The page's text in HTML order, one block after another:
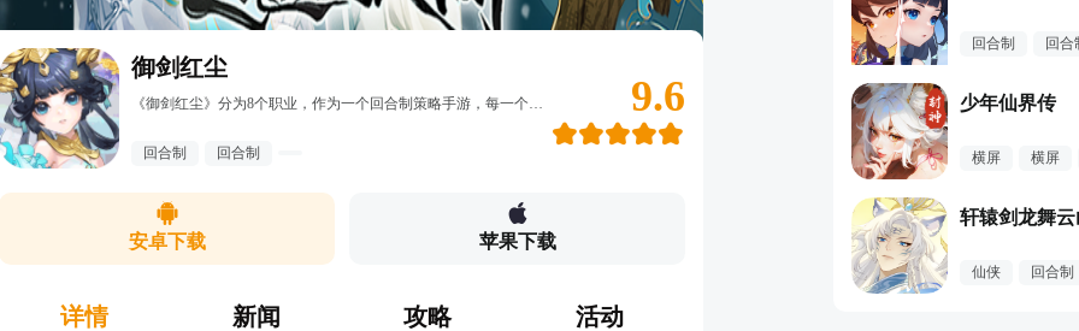
御剑红尘
回合制 回合制
9.6
安卓下载 苹果下载
详情 新闻 攻略 活动
回合制 回合
少年仙界传
横屏 横屏
轩辕剑龙舞云
仙侠 回合制